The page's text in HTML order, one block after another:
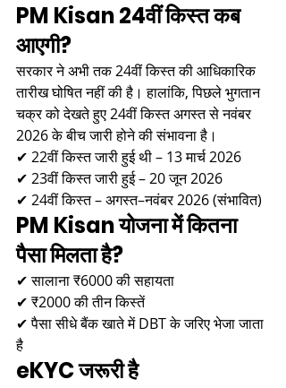
PM Kisan 24वीं किस्त कब
आएगी?
सरकार ने अभी तक 24वीं किस्त की आधिकारिक
तारीख घोषित नहीं की है। हालांकि, पिछले भुगतान
चक्र को देखते हुए 24वीं किस्त अगस्त से नवंबर
2026 के बीच जारी होने की संभावना है।
✔ 22वीं किस्त जारी हुई थी – 13 मार्च 2026
✔ 23वीं किस्त जारी हुई – 20 जून 2026
✔ 24वीं किस्त – अगस्त–नवंबर 2026 (संभावित)
PM Kisan योजना में कितना
पैसा मिलता है?
✔ सालाना ₹6000 की सहायता
✔ ₹2000 की तीन किस्तें
✔ पैसा सीधे बैंक खाते में DBT के जरिए भेजा जाता
है
eKYC जरूरी है